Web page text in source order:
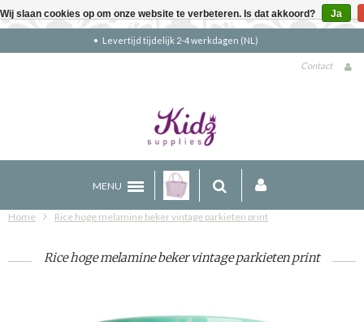
Gratis verzending boven €90 (NL)
Contact
MENU
Home Rice hoge melamine beker vintage parkieten print
Rice hoge melamine beker vintage parkieten print
Wij slaan cookies op om onze website te verbeteren. Is dat akkoord? Ja